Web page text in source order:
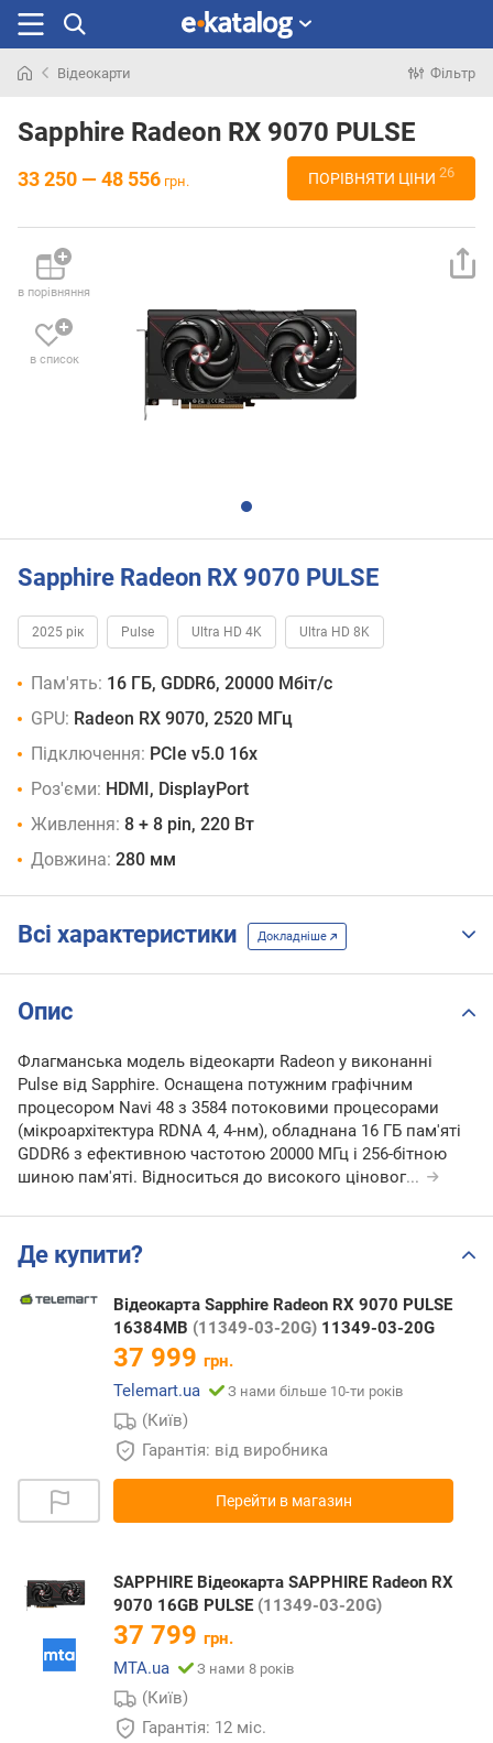
раніше
Відеокарти Фільтр
Sapphire Radeon RX 9070 PULSE
33 250 — 48 556 грн. ПОРІВНЯТИ ЦІНИ 26
в порівняння
в список
Sapphire Radeon RX 9070 PULSE
2025 рік Pulse Ultra HD 4K Ultra HD 8K
Пам'ять: 16 ГБ, GDDR6, 20000 Мбіт/с
GPU: Radeon RX 9070, 2520 МГц
Підключення: PCIe v5.0 16x
Роз'єми: HDMI, DisplayPort
Живлення: 8 + 8 pin, 220 Вт
Довжина: 280 мм
Всі характеристики Докладніше
Опис
Флагманська модель відеокарти Radeon у виконанні
Pulse від Sapphire. Оснащена потужним графічним
процесором Navi 48 з 3584 потоковими процесорами
(мікроархітектура RDNA 4, 4-нм), обладнана 16 ГБ пам'яті
GDDR6 з ефективною частотою 20000 МГц і 256-бітною
шиною пам'яті. Відноситься до високого ціновог...
Де купити?
Відеокарта Sapphire Radeon RX 9070 PULSE
16384MB (11349-03-20G) 11349-03-20G
37 999 грн.
Telemart.ua
З нами більше 10-ти років
(Київ)
Гарантія: від виробника
Перейти в магазин
SAPPHIRE Відеокарта SAPPHIRE Radeon RX
9070 16GB PULSE (11349-03-20G)
37 799 грн.
MTA.ua
З нами 8 років
(Київ)
Гарантія: 12 міс.